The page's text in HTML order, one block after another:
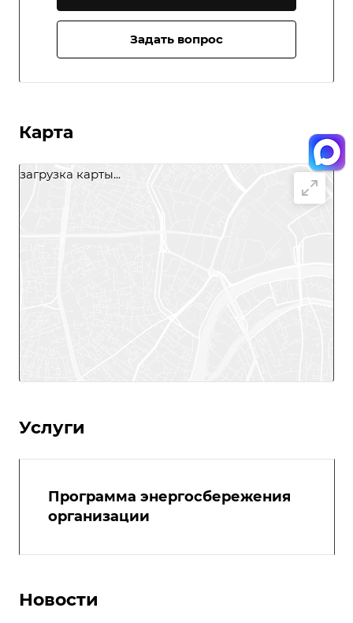
Задать вопрос
Карта
загрузка карты...
Услуги
Программа энергосбережения
организации
Новости